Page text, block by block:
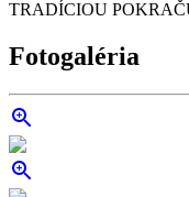
TRADÍCIOU
Fotogaléria